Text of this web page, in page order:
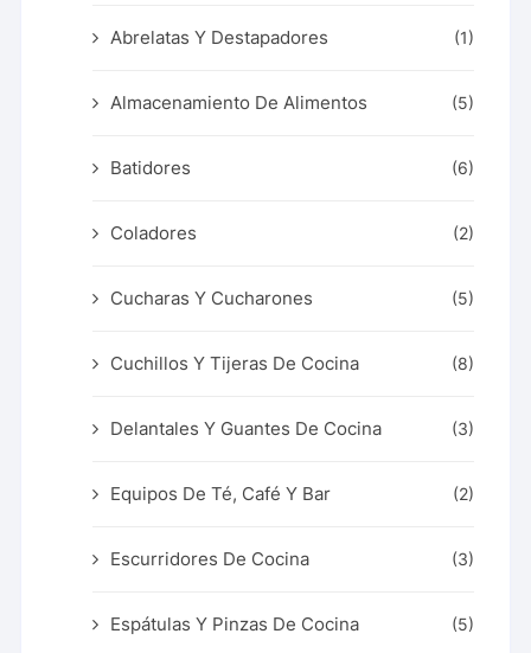
Abrelatas Y Destapadores (1)
Almacenamiento De Alimentos (5)
Batidores (6)
Coladores (2)
Cucharas Y Cucharones (5)
Cuchillos Y Tijeras De Cocina (8)
Delantales Y Guantes De Cocina (3)
Equipos De Té, Café Y Bar (2)
Escurridores De Cocina (3)
Espátulas Y Pinzas De Cocina (5)